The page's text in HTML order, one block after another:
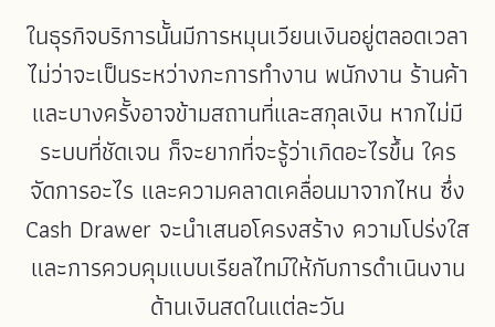
ในธุรกิจบริการนั้นมีการหมุนเวียนเงินอยู่ตลอดเวลา
ไม่ว่าจะเป็นระหว่างกะการทำงาน พนักงาน ร้านค้า
และบางครั้งอาจข้ามสถานที่และสกุลเงิน หากไม่มี
ระบบที่ชัดเจน ก็จะยากที่จะรู้ว่าเกิดอะไรขึ้น ใคร
จัดการอะไร และความคลาดเคลื่อนมาจากไหน ซึ่ง
Cash Drawer จะนำเสนอโครงสร้าง ความโปร่งใส
และการควบคุมแบบเรียลไทม์ให้กับการดำเนินงาน
ด้านเงินสดในแต่ละวัน